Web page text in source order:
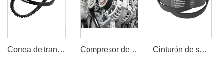
Correa de transmisión del compresor de aire Compresor de aire de correa serpentina Cinturón de serpentina EPDM